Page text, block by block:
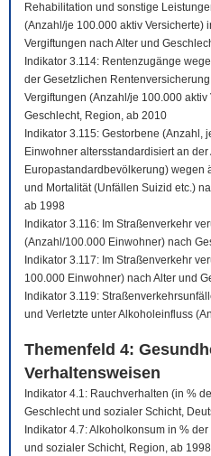
Rehabilitation und sonstige
(Anzahl/je 100.000 aktiv Versicherte)
Vergiftungen nach Alter und
Indikator 3.114: Rentenzugänge
der Gesetzlichen
Vergiftungen (Anzahl/je 100.000 aktiv
Geschlecht, Region, ab 2010
Indikator 3.115: Gestorbene (Anzahl,
Einwohner altersstandardisiert an der
Europastandardbevölkerung) wegen
und Mortalität (Unfällen Suizid etc.)
ab 1998
Indikator 3.116: Im Straßenverkehr
(Anzahl/100.000 Einwohner) nach
Indikator 3.117: Im Straßenverkehr
100.000 Einwohner) nach Alter und
Indikator 3.119:
und Verletzte unter Alkoholeinfluss
Themenfeld 4:
Verhaltensweisen
Indikator 4.1: Rauchverhalten (in %
Geschlecht und sozialer Schicht,
Indikator 4.7: Alkoholkonsum in %
und sozialer Schicht, Region, ab 1998